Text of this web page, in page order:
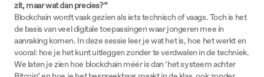
zit, maar wat dan precies?”
Blockchain wordt vaak gezien als iets technisch of vaags. Toch is het
de basis van veel digitale toepassingen waar jongeren mee in
aanraking komen. In deze sessie leer je wat het is, hoe het werkt en
vooral: hoe je het kunt uitleggen zonder te verdwalen in de techniek.
We laten je zien hoe blockchain méér is dan ‘het systeem achter